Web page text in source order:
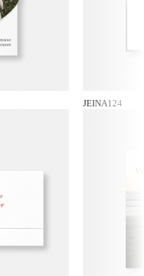
JEINA124